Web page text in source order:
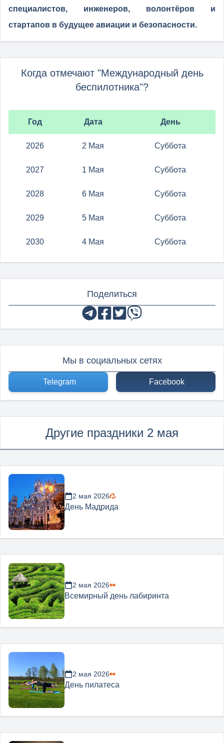
специалистов, инженеров, волонтёров и
стартапов в будущее авиации и безопасности.
Когда отмечают "Международный день
беспилотника"?
Год Дата День
2026 2 Мая Суббота
2027 1 Мая Суббота
2028 6 Мая Суббота
2029 5 Мая Суббота
2030 4 Мая Суббота
Поделиться
Мы в социальных сетях
Telegram Facebook
Другие праздники 2 мая
2 мая 2026
День Мадрида
2 мая 2026
Всемирный день лабиринта
2 мая 2026
День пилатеса